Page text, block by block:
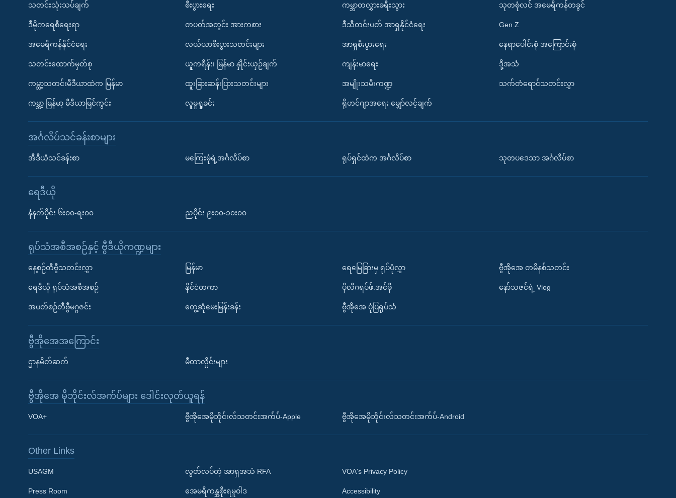
Learning English
ဘာသာစကားများ
သတင်းသုံးသပ်ချက်
ဒီမိုကရေစီရေးရာ
အမေရိကန်နိုင်ငံရေး
သတင်းထောက်မှတ်စု
ကမ္ဘာ့သတင်းမီဒီယာထဲက မြန်မာ
ကမ္ဘာ့ မြန်မာ့ မီဒီယာမြင်ကွင်း
စီးပွားရေး
တပတ်အတွင်း အားကစား
လယ်ယာစီးပွားသတင်းများ
ယူကရိန်း၊ မြန်မာ နှိုင်းယှဉ်ချက်
ထူးခြားဆန်းပြားသတင်းများ
လူမှုရှုခင်း
ကမ္ဘာတလွှားခရီးသွား
ဒီသီတင်းပတ် အာရှနိုင်ငံရေး
အာရှစီးပွားရေး
ကျန်းမာရေး
အမျိုးသမီးကဏ္ဍ
ရိုဟင်ဂျာအရေး မျှော်လင့်ချက်
သုတစုံလင် အမေရိကန်တခွင်
Gen Z
နေရာပေါင်းစုံ အကြောင်းစုံ
ဒို့အသံ
သက်တံရောင်သတင်းလွှာ
အင်္ဂလိပ်သင်ခန်းစာများ
အီဒီယံသင်ခန်းစာ မကြေးမုံရဲ့အင်္ဂလိပ်စာ ရုပ်ရှင်ထဲက အင်္ဂလိပ်စာ သုတပဒေသာ အင်္ဂလိပ်စာ
ရေဒီယို
နံနက်ပိုင်း ၆း၀၀-ရး၀၀ ညပိုင်း ၉း၀၀-၁၀း၀၀
ရုပ်သံအစီအစဉ်နှင့် ဗွီဒီယိုကဏ္ဍများ
နေ့စဉ်တီဗွီသတင်းလွှာ
ရေဒီယို ရုပ်သံအစီအစဉ်
အပတ်စဉ်တီဗွီမဂ္ဂဇင်း
မြန်မာ
နိုင်ငံတကာ
တွေ့ဆုံမေးမြန်းခန်း
ရေမြေခြားမှ ရုပ်ပုံလွှာ
ပိုလီဂရပ်ဖ်.အင်ဖို
ဗွီအိုအေ ပုံပြရုပ်သံ
ဗွီအိုအေ တမိနစ်သတင်း
နော်သဇင်ရဲ့ Vlog
ဗွီအိုအေအကြောင်း
ဌာနမိတ်ဆက် မီတာလှိုင်းများ
ဗွီအိုအေ မိုဘိုင်းလ်အက်ပ်များ ဒေါင်းလုတ်ယူရန်
VOA+ ဗွီအိုအေမိုဘိုင်းလ်သတင်းအက်ပ်-Apple ဗွီအိုအေမိုဘိုင်းလ်သတင်းအက်ပ်-Android
Other Links
USAGM
Press Room
လွတ်လပ်တဲ့ အာရှအသံ RFA
အေမရိကန္အစိုးရမူဝါဒ
VOA's Privacy Policy
Accessibility